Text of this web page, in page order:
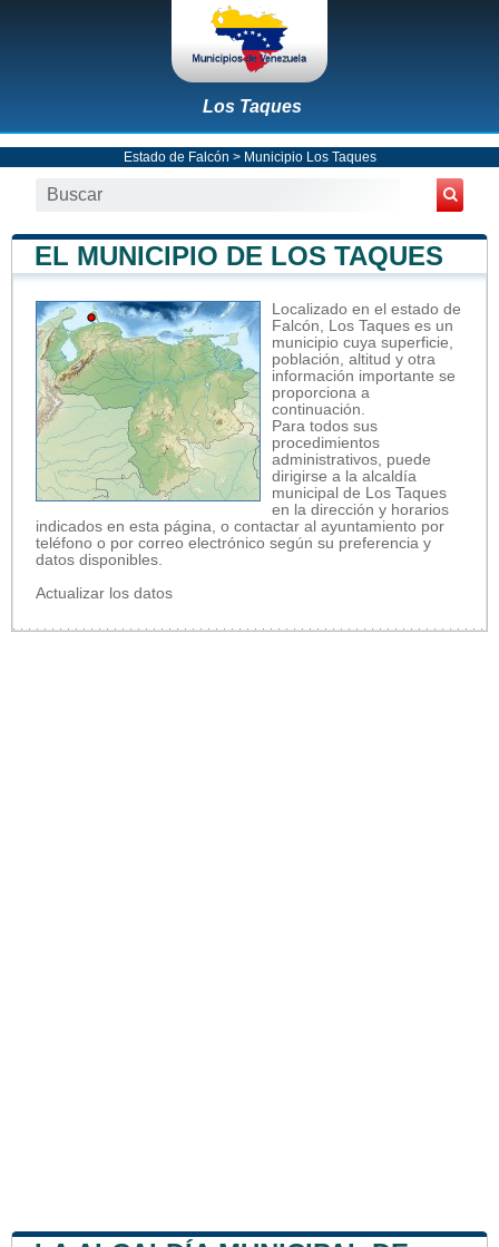
Los Taques
Estado de Falcón > Municipio Los Taques
EL MUNICIPIO DE LOS TAQUES
Localizado en el estado de
Falcón, Los Taques es un
municipio cuya superficie,
población, altitud y otra
información importante se
proporciona a
continuación.
Para todos sus
procedimientos
administrativos, puede
dirigirse a la alcaldía
municipal de Los Taques
en la dirección y horarios
indicados en esta página, o contactar al ayuntamiento por
teléfono o por correo electrónico según su preferencia y
datos disponibles.
Actualizar los datos